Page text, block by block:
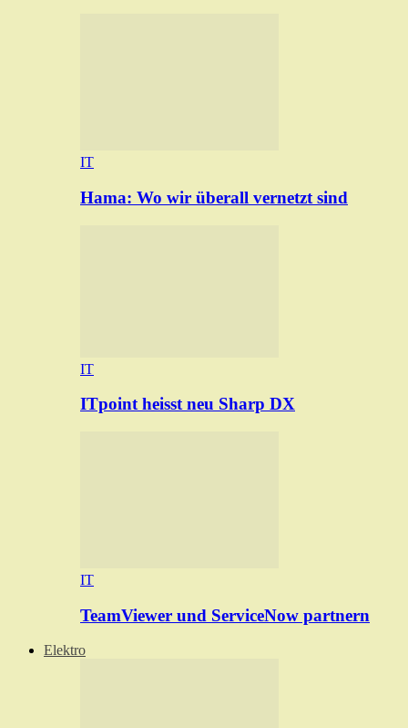
IT
Hama: Wo wir überall vernetzt sind
IT
ITpoint heisst neu Sharp DX
IT
TeamViewer und ServiceNow partnern
Elektro